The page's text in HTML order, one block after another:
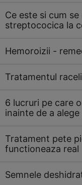
Ce este si cum
streptococica la
Hemoroizii -
Tratamentul
6 lucruri pe care
inainte de a
Tratament pete
functioneaza real
Semnele